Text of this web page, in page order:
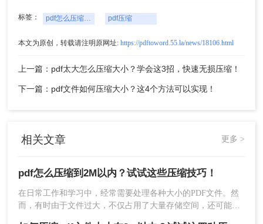
服务是一个便捷的选择。这些服务通常无需注册或
登录即可使用，且支持多种文件大小和格式的压
缩。下面以转转大师在线PDF压缩操作为例。
操作步骤：
标签： pdf怎么压缩到2M以内 pdf压缩
本文为原创，转载请注明原网址: https://pdftoword.55.la/news/18106.html
上一篇：pdf太大怎么压缩大小？学会这3招，快速无损压缩！
下一篇：pdf文件如何压缩大小？这4个方法可以实现！
相关文章 更多 >
pdf怎么压缩到2M以内？试试这些压缩技巧！
在日常工作和学习中，经常需要处理各种大小的PDF文件。然
而，有时由于文件过大，不仅占用了大量存储空间，还可能在